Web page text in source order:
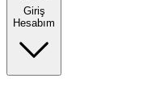
Giriş
Hesabım